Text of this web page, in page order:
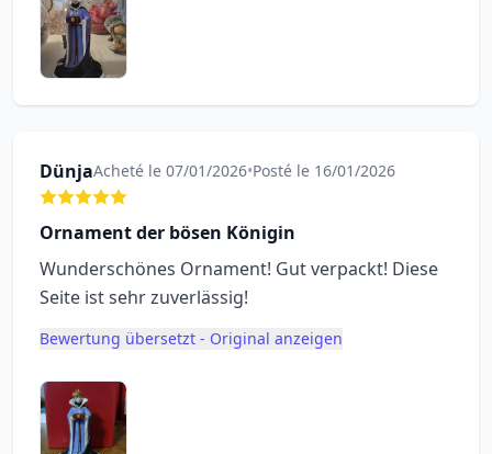
DünjaAcheté le 07/01/2026•Posté le 16/01/2026
Ornament der bösen Königin
Wunderschönes Ornament! Gut verpackt! Diese
Seite ist sehr zuverlässig!
Bewertung übersetzt - Original anzeigen